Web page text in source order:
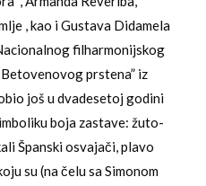
, kao i Gustava Didamela
filharmonijskog
prstena” iz
još u dvadesetoj godini
boja zastave: žuto-
Španski osvajači, plavo
su (na čelu sa Simonom